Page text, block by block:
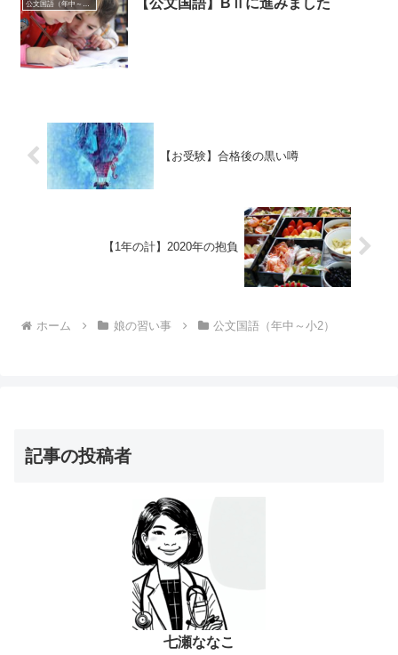
公文国語（年中～小2）
【お受験】合格後の黒い噂
【1年の計】2020年の抱負
ホーム 娘の習い事 公文国語（年中～小2）
記事の投稿者
七瀬ななこ